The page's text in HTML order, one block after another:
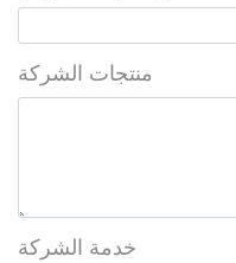
منتجات الشركة
خدمة الشركة